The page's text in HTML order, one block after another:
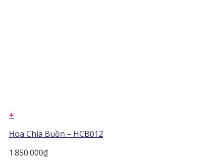
+
Hoa Chia Buồn – HCB012
1.850.000₫